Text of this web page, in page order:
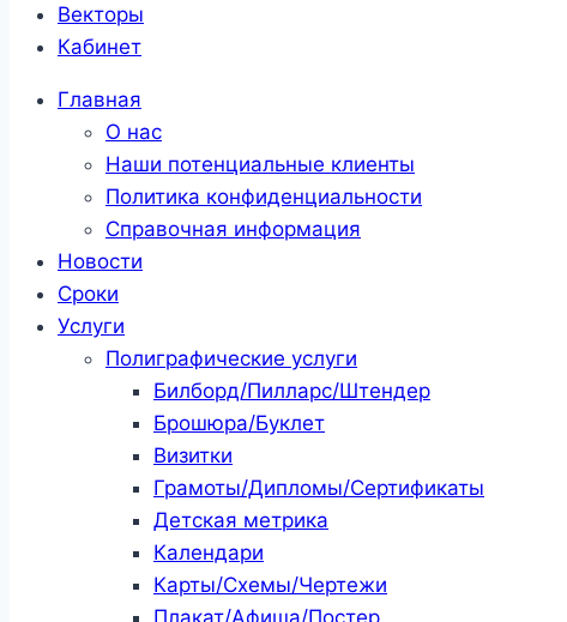
Векторы
Кабинет
Главная
О нас
Наши потенциальные клиенты
Политика конфиденциальности
Справочная информация
Новости
Сроки
Услуги
Полиграфические услуги
Билборд/Пилларс/Штендер
Брошюра/Буклет
Визитки
Грамоты/Дипломы/Сертификаты
Детская метрика
Календари
Карты/Схемы/Чертежи
Плакат/Афиша/Постер